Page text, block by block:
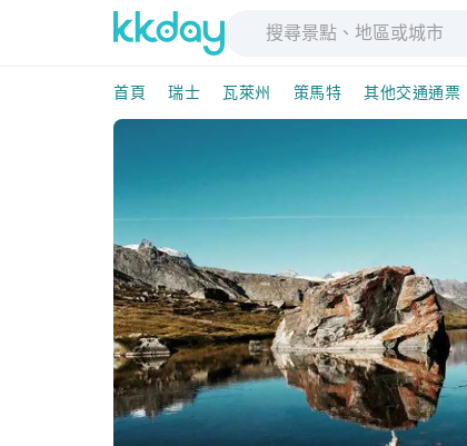
首頁 瑞士 瓦萊州 策馬特 其他交通通票